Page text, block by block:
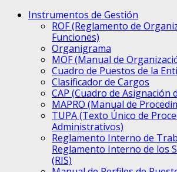
Instrumentos de Gestión
ROF (Reglamento de
Funciones)
Organigrama
MOF (Manual de
Cuadro de Puestos de la
Clasificador de Cargos
CAP (Cuadro de Asignación
MAPRO (Manual de
TUPA (Texto Único de
Administrativos)
Reglamento Interno de
Reglamento Interno de los
(RIS)